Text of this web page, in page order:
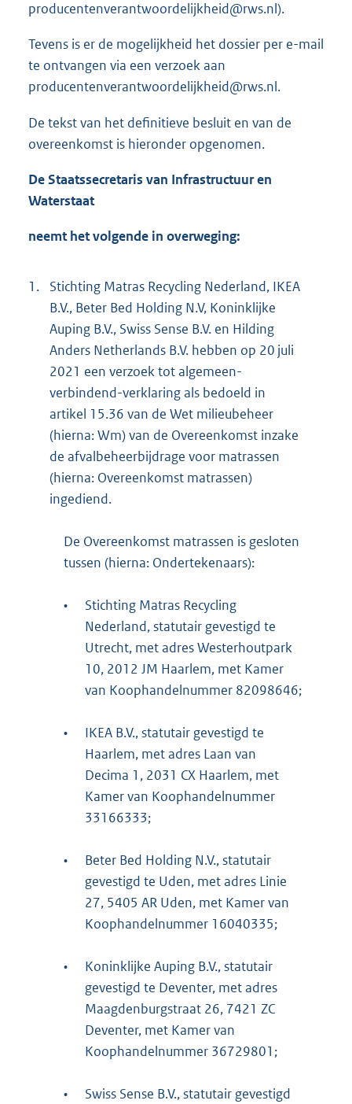
producentenverantwoordelijkheid@rws.nl).
Tevens is er de mogelijkheid het dossier per e-mail
te ontvangen via een verzoek aan
producentenverantwoordelijkheid@rws.nl.
De tekst van het definitieve besluit en van de
overeenkomst is hieronder opgenomen.
De Staatssecretaris van Infrastructuur en
Waterstaat
neemt het volgende in overweging:
1.
Stichting Matras Recycling Nederland, IKEA
B.V., Beter Bed Holding N.V, Koninklijke
Auping B.V., Swiss Sense B.V. en Hilding
Anders Netherlands B.V. hebben op 20 juli
2021 een verzoek tot algemeen-
verbindend-verklaring als bedoeld in
artikel 15.36 van de Wet milieubeheer
(hierna: Wm) van de Overeenkomst inzake
de afvalbeheerbijdrage voor matrassen
(hierna: Overeenkomst matrassen)
ingediend.
De Overeenkomst matrassen is gesloten
tussen (hierna: Ondertekenaars):
•
Stichting Matras Recycling
Nederland, statutair gevestigd te
Utrecht, met adres Westerhoutpark
10, 2012 JM Haarlem, met Kamer
van Koophandelnummer 82098646;
•
IKEA B.V., statutair gevestigd te
Haarlem, met adres Laan van
Decima 1, 2031 CX Haarlem, met
Kamer van Koophandelnummer
33166333;
•
Beter Bed Holding N.V., statutair
gevestigd te Uden, met adres Linie
27, 5405 AR Uden, met Kamer van
Koophandelnummer 16040335;
•
Koninklijke Auping B.V., statutair
gevestigd te Deventer, met adres
Maagdenburgstraat 26, 7421 ZC
Deventer, met Kamer van
Koophandelnummer 36729801;
•
Swiss Sense B.V., statutair gevestigd